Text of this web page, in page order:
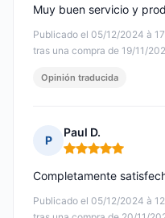
Publicado el 05/12/2024 à
tras una compra de 19/11/
Muy buen servicio y
Opinión traducida
P
Paul D.
Nota: 5 de 5
Publicado el 05/12/2024 à
Completamente